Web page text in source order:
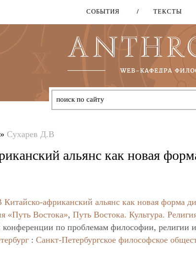
Перейти
основному
СОБЫТИЯ ТЕКСТЫ
» Сухарев Д.В
альянс как новая
Китайско-африканский альянс как новая форма
«Путь Востока», Путь Востока. Культура.
по проблемам философии, религии
: Санкт-Петербургское философское